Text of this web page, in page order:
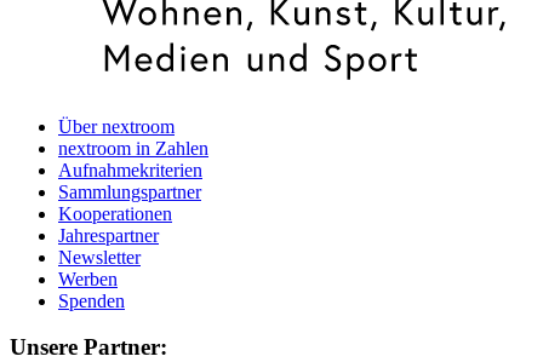
Über nextroom
nextroom in Zahlen
Aufnahmekriterien
Sammlungspartner
Kooperationen
Jahrespartner
Newsletter
Werben
Spenden
Unsere Partner: